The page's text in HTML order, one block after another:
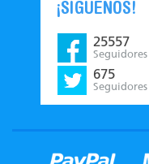
¡SÍGUENOS!
25557
Seguidores
675
Seguidores